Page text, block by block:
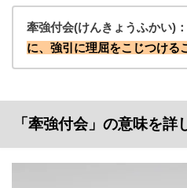
牽強付会(けんきょうふかい)：
に、強引に理屈をこじつける
「牽強付会」の意味を詳